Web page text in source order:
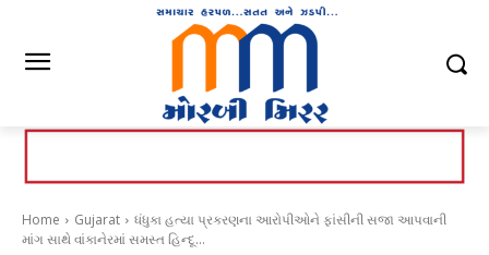
Home Gujarat
ધંધુકા હત્યા પ્રકરણના આરોપીઓને ફાંસીની સજા આપવાની
માંગ સાથે વાંકાનેરમાં સમસ્ત હિન્દૂ...